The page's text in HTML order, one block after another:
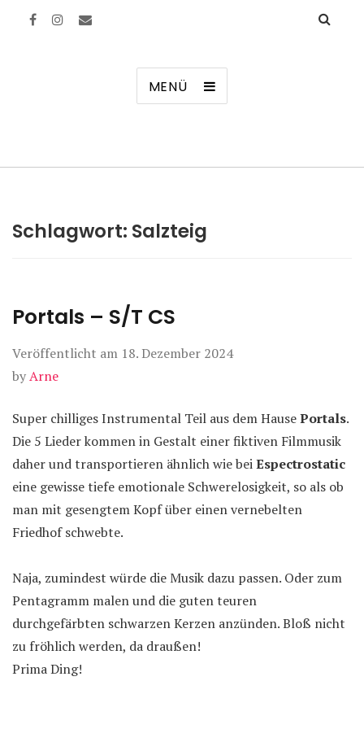
MENÜ
Schlagwort: Salzteig
Portals – S/T CS
Veröffentlicht am 18. Dezember 2024
byArne
Super chilliges Instrumental Teil aus dem HausePortals.
Die 5 Lieder kommen in Gestalt einer fiktiven Filmmusik
daher und transportieren ähnlich wie beiEspectrostatic
eine gewisse tiefe emotionale Schwerelosigkeit, so als ob
man mit gesengtem Kopf über einen vernebelten
Friedhof schwebte.
Naja, zumindest würde die Musik dazu passen. Oder zum
Pentagramm malen und die guten teuren
durchgefärbten schwarzen Kerzen anzünden. Bloß nicht
zu fröhlich werden, da draußen!
Prima Ding!